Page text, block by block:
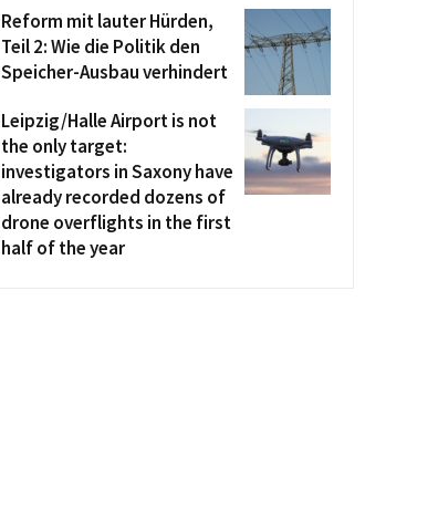
Reform mit lauter Hürden,
Teil 2: Wie die Politik den
Speicher-Ausbau verhindert
Leipzig/Halle Airport is not
the only target:
investigators in Saxony have
already recorded dozens of
drone overflights in the first
half of the year